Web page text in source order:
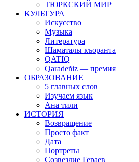
ТЮРКСКИЙ МИР
КУЛЬТУРА
Искусство
Музыка
Литература
Шаматалы къоранта
QATIQ
Qaradeñiz — премия
ОБРАЗОВАНИЕ
5 главных слов
Изучаем язык
Ана тили
ИСТОРИЯ
Возвращение
Просто факт
Дата
Портреты
Созвездие Гераев